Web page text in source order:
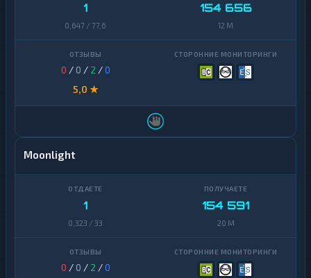
1
0,647 / 77,6
154 656
12 M
0 / 0 / 2 /0
5,0 ★
Moonlight
1
0,323 / 33
154 591
20 M
0 / 0 / 2 /0